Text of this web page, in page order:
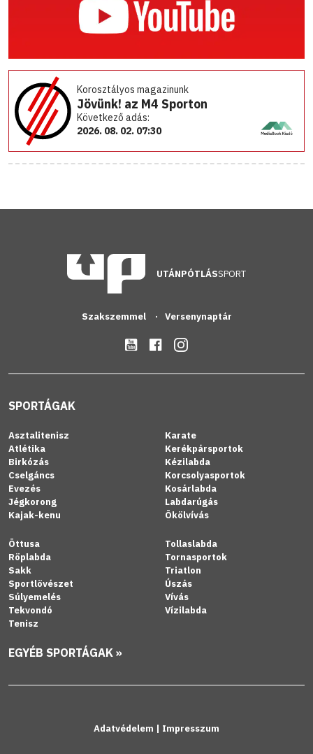
Korosztályos magazinunk
Jövünk! az M4 Sporton
Következő adás:
2026. 08. 02. 07:30
UTÁNPÓTLÁSSPORT
Szakszemmel Versenynaptár
SPORTÁGAK
Asztalitenisz
Atlétika
Birkózás
Cselgáncs
Evezés
Jégkorong
Kajak-kenu
Karate
Kerékpársportok
Kézilabda
Korcsolyasportok
Kosárlabda
Labdarúgás
Ökölvívás
Öttusa
Röplabda
Sakk
Sportlövészet
Súlyemelés
Tekvondó
Tenisz
Tollaslabda
Tornasportok
Triatlon
Úszás
Vívás
Vízilabda
EGYÉB SPORTÁGAK »
Adatvédelem | Impresszum